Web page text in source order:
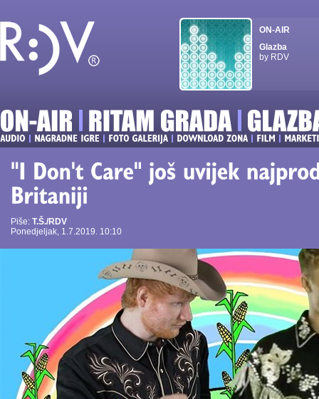
ON-AIR
Glazba
by RDV
Piše: T.Š./RDV
Ponedjeljak, 1.7.2019. 10:10